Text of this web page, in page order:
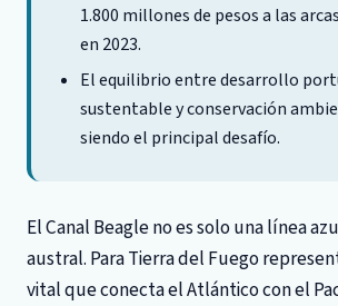
1.800 millones de pesos a las
en 2023.
El equilibrio entre desarrollo
sustentable y conservación
siendo el principal desafío.
El Canal Beagle no es solo una línea
austral. Para Tierra del Fuego
vital que conecta el Atlántico con el